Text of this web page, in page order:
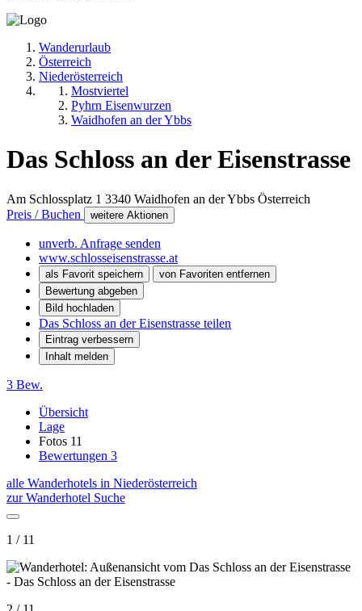
Wanderurlaub
Österreich
Niederösterreich
Mostviertel
Pyhrn Eisenwurzen
Waidhofen an der Ybbs
Das Schloss an der Eisenstrasse
Am Schlossplatz 1 3340 Waidhofen an der Ybbs Österreich
Preis / Buchen
weitere Aktionen
unverb. Anfrage senden
www.schlosseisenstrasse.at
als Favorit speichern
von Favoriten entfernen
Bewertung abgeben
Bild hochladen
Das Schloss an der Eisenstrasse teilen
Eintrag verbessern
Inhalt melden
3 Bew.
Übersicht
Lage
Fotos 11
Bewertungen 3
alle Wanderhotels in Niederösterreich
zur Wanderhotel Suche
1 / 11